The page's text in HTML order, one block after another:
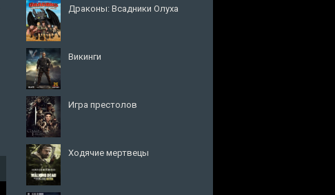
Драконы: Всадники Олуха
Викинги
Игра престолов
Ходячие мертвецы